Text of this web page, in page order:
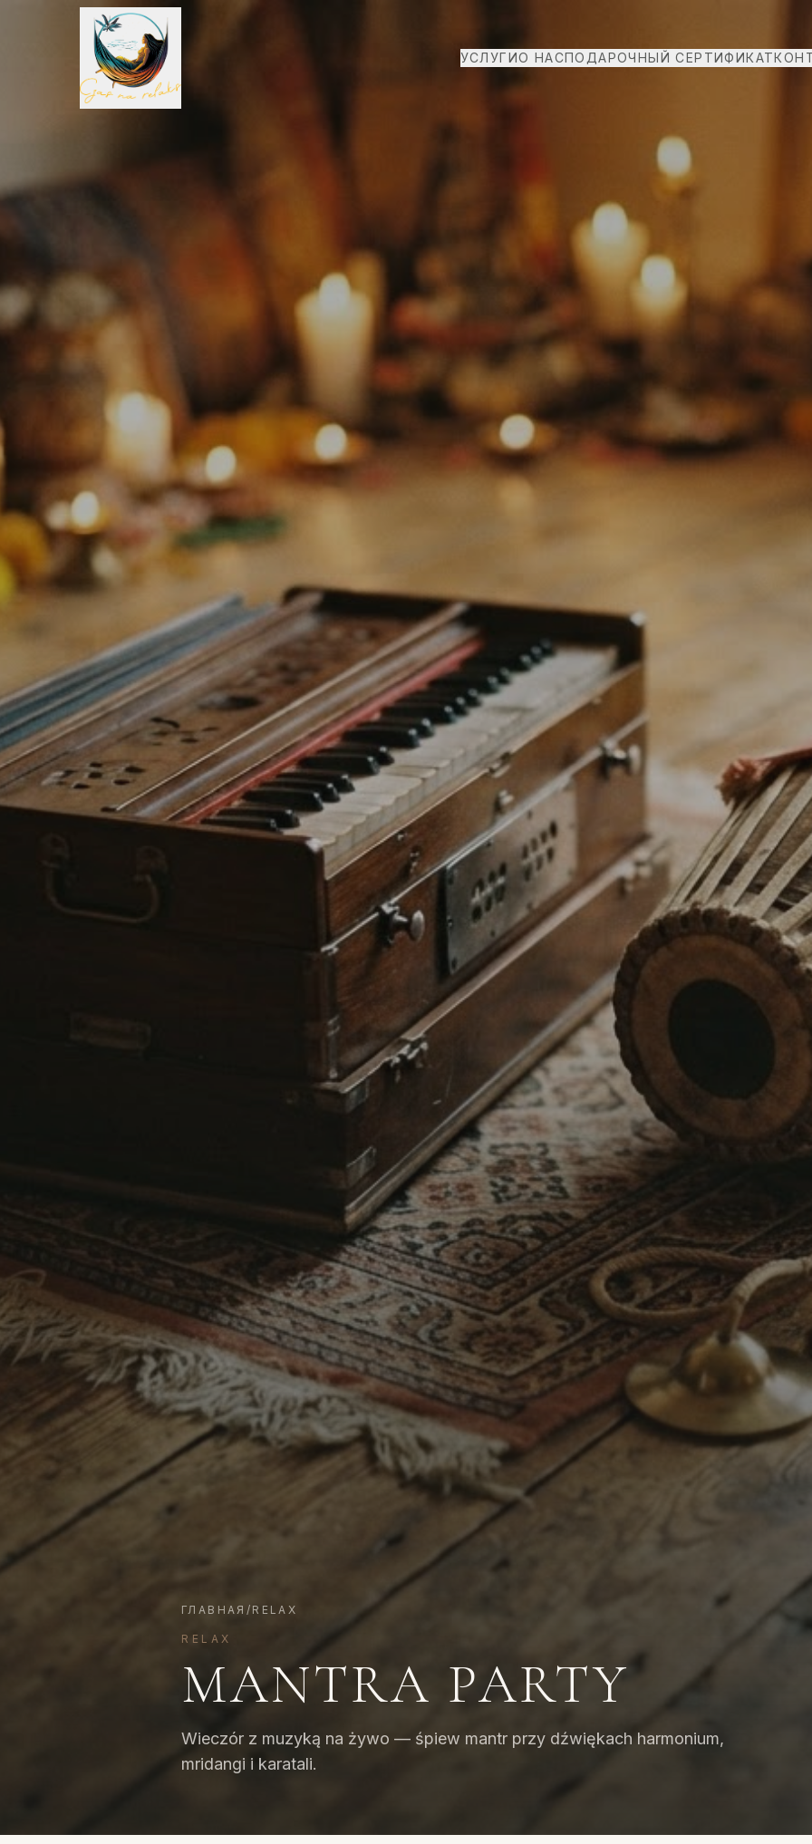
УСЛУГИО НАСПОДАРОЧНЫЙ СЕРТИФИКАТ
ГЛАВНАЯ / RELAX
RELAX
MANTRA PARTY
Wieczór z muzyką na żywo — śpiew mantr przy dźwiękach harmonium,
mridangi i karatali.